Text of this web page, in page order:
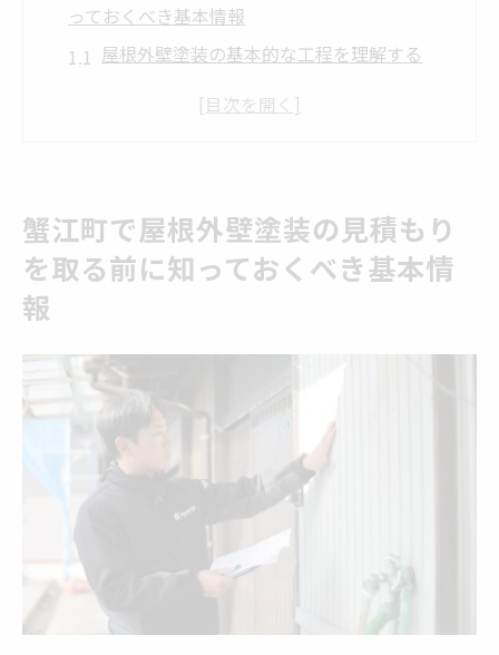
っておくべき基本情報
屋根外壁塗装の基本的な工程を理解する
蟹江町の気候が塗装に与える影響
よくある質問とその対応策
安心の施工を依頼するための屋根外壁塗装業者
信頼できる業者の選び方
蟹江町の業者の施工実績を確認する
口コミやレビューから見える業者の信頼性
契約前に確認すべき重要事項
アフターサービスの充実度を見極める
見積もりに含まれるべき屋根外壁塗装の項目と
蟹江町で屋根外壁塗装の見積もり
を取る前に知っておくべき基本情
報